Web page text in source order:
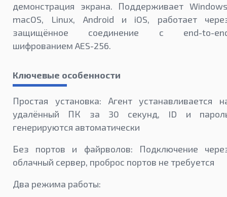
демонстрация экрана. Поддерживает
macOS, Linux, Android и iOS, работает
защищённое соединение с end-to-
шифрованием AES-256.
Ключевые особенности
Простая установка: Агент устанавливается
удалённый ПК за 30 секунд, ID и
генерируются автоматически
Без портов и файрволов: Подключение
облачный сервер, проброс портов не требуется
Два режима работы: